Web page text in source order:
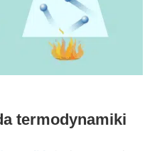
termodynamiki